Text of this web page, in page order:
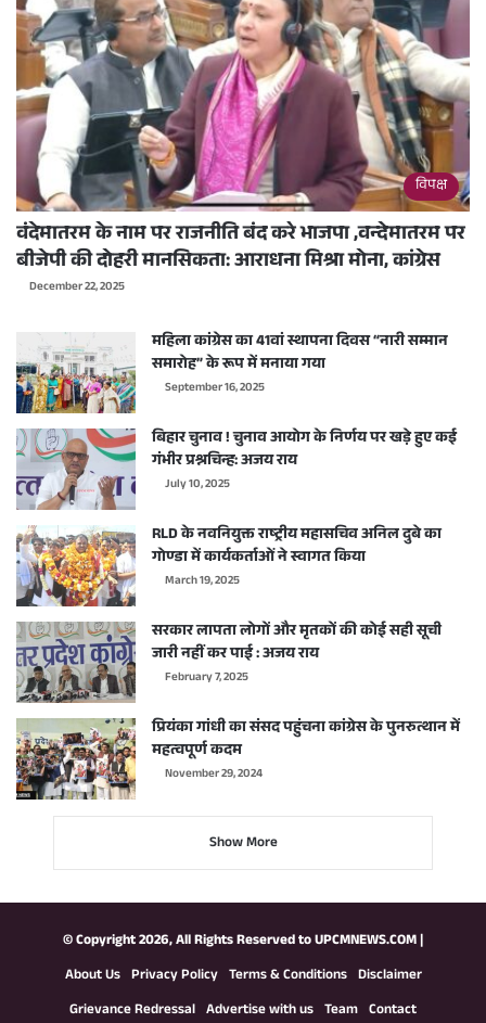
विपक्ष
वंदेमातरम के नाम पर राजनीति बंद करे भाजपा ,वन्देमातरम पर
बीजेपी की दोहरी मानसिकता: आराधना मिश्रा मोना, कांग्रेस
December 22, 2025
महिला कांग्रेस का 41वां स्थापना दिवस “नारी सम्मान
समारोह” के रूप में मनाया गया
September 16, 2025
बिहार चुनाव ! चुनाव आयोग के निर्णय पर खड़े हुए कई
गंभीर प्रश्नचिन्ह: अजय राय
July 10, 2025
RLD के नवनियुक्त राष्ट्रीय महासचिव अनिल दुबे का
गोण्डा में कार्यकर्ताओं ने स्वागत किया
March 19, 2025
सरकार लापता लोगों और मृतकों की कोई सही सूची
जारी नहीं कर पाई : अजय राय
February 7, 2025
प्रियंका गांधी का संसद पहुंचना कांग्रेस के पुनरुत्थान में
महत्वपूर्ण कदम
November 29, 2024
Show More
© Copyright 2026, All Rights Reserved toUPCMNEWS.COM|
About Us Privacy Policy Terms & Conditions Disclaimer
Grievance Redressal Advertise with us Team Contact